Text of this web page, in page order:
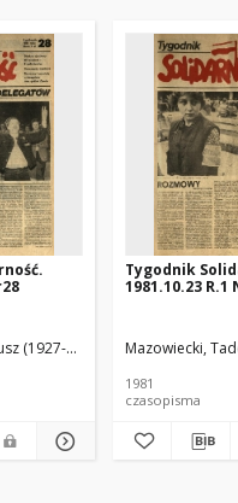
(1927-2013) Red.
Tygodnik
1981.10.23 R.1
Mazowiecki,
1981
czasopisma